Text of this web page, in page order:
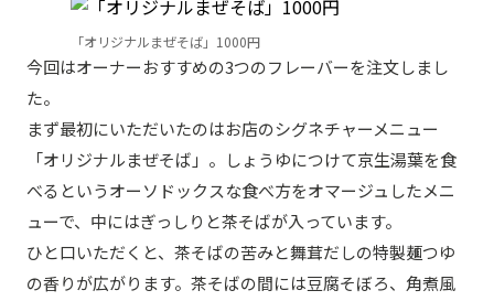
「オリジナルまぜそば」1000円
今回はオーナーおすすめの3つのフレーバーを注文しまし
た。
まず最初にいただいたのはお店のシグネチャーメニュー
「オリジナルまぜそば」。しょうゆにつけて京生湯葉を食
べるというオーソドックスな食べ方をオマージュしたメニ
ューで、中にはぎっしりと茶そばが入っています。
ひと口いただくと、茶そばの苦みと舞茸だしの特製麺つゆ
の香りが広がります。茶そばの間には豆腐そぼろ、角煮風